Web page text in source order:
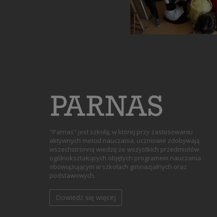
"Parnas" jest szkołą, w której przy zastosowaniu
aktywnych metod nauczania, uczniowie zdobywają
wszechstronną wiedzę ze wszystkich przedmiotów
ogólnokształcących objętych programem nauczania
obowiązującym w szkołach gimnazjalnych oraz
podstawowych.
Dowiedz się więcej